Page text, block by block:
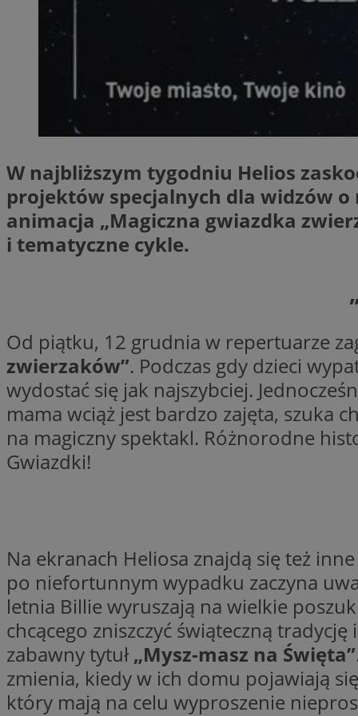
W najbliższym tygodniu Helios
projektów specjalnych dla widzów
animacja „Magiczna gwiazdka
i tematyczne cykle.
Od piątku, 12 grudnia w repertuarze
zwierzaków”. Podczas gdy dzieci
wydostać się jak najszybciej.
mama wciąż jest bardzo zajęta, szuka
na magiczny spektakl. Różnorodne
Gwiazdki!
Na ekranach Heliosa znajdą się też
po niefortunnym wypadku zaczyna
letnia Billie wyruszają na wielkie
chcącego zniszczyć świąteczną
zabawny tytuł „Mysz-masz na Święta”
zmienia, kiedy w ich domu pojawiają
który mają na celu wyproszenie
SessID
__cf_bm
suid
INGRESSCOOKIE
li_gc
Nazwa
_ga_L2744325BY
_ga
Nazwa
tt_viewer
DSID
ADKUID
Nazwa
__mguid_